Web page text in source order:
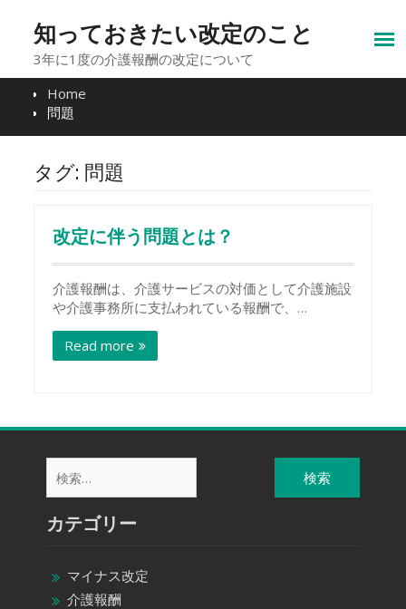
content知っておきたい改定のこと
3年に1度の介護報酬の改定について
Home
問題
タグ: 問題
改定に伴う問題とは？
介護報酬は、介護サービスの対価として介護施設
や介護事務所に支払われている報酬で、…
Read more
索:
カテゴリー
マイナス改定
介護報酬